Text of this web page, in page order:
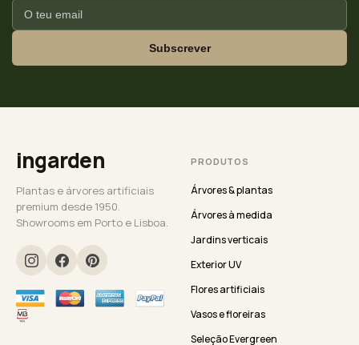
Subscrever
ingarden
Plantas e árvores artificiais
premium desde 1950.
Showrooms em Porto e Lisboa.
PRODUTOS
Árvores & plantas
Árvores à medida
Jardins verticais
Exterior UV
Flores artificiais
Vasos e floreiras
Seleção Evergreen